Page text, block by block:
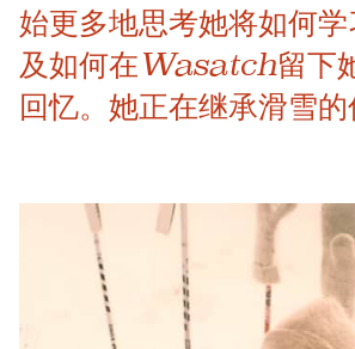
始更多地思考她将如何
及如何在Wasatch留下
回忆。她正在继承滑雪